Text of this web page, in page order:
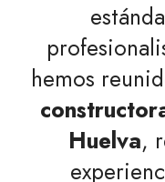
hemos
Huelva,